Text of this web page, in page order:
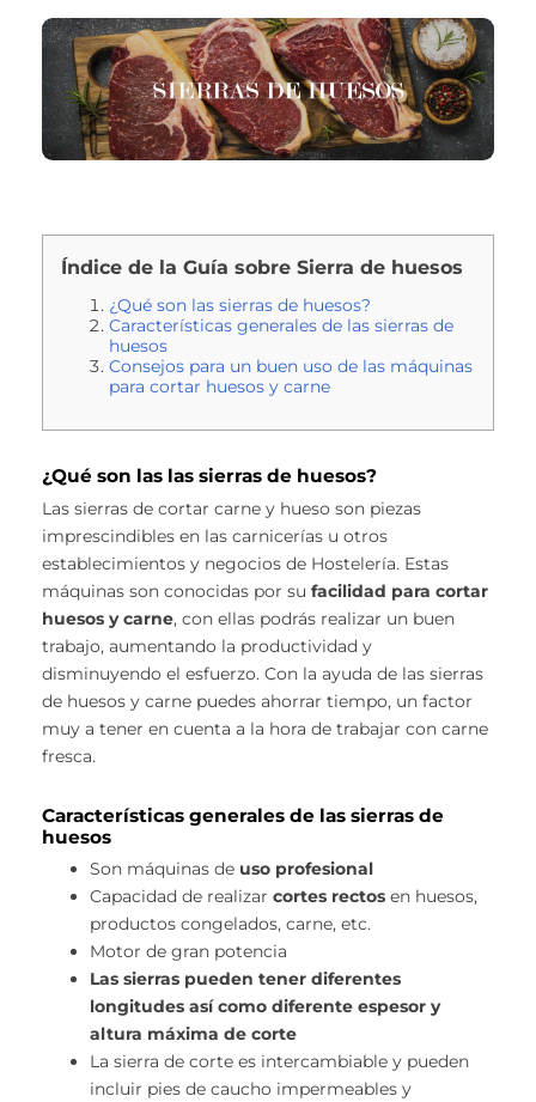
Índice de la Guía sobre Sierra de huesos
¿Qué son las sierras de huesos?
Características generales de las sierras de
huesos
Consejos para un buen uso de las máquinas
para cortar huesos y carne
¿Qué son las las sierras de huesos?
Las sierras de cortar carne y hueso son piezas
imprescindibles en las carnicerías u otros
establecimientos y negocios de Hostelería. Estas
máquinas son conocidas por su facilidad para cortar
huesos y carne, con ellas podrás realizar un buen
trabajo, aumentando la productividad y
disminuyendo el esfuerzo. Con la ayuda de las sierras
de huesos y carne puedes ahorrar tiempo, un factor
muy a tener en cuenta a la hora de trabajar con carne
fresca.
Características generales de las sierras de
huesos
Son máquinas de uso profesional
Capacidad de realizar cortes rectos en huesos,
productos congelados, carne, etc.
Motor de gran potencia
Las sierras pueden tener diferentes
longitudes así como diferente espesor y
altura máxima de corte
La sierra de corte es intercambiable y pueden
incluir pies de caucho impermeables y